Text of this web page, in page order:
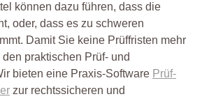
können dazu führen, dass die
oder, dass es zu schweren
Damit Sie keine Prüffristen mehr
praktischen Prüf- und
bieten eine Praxis-Software Prüf-
zur rechtssicheren und